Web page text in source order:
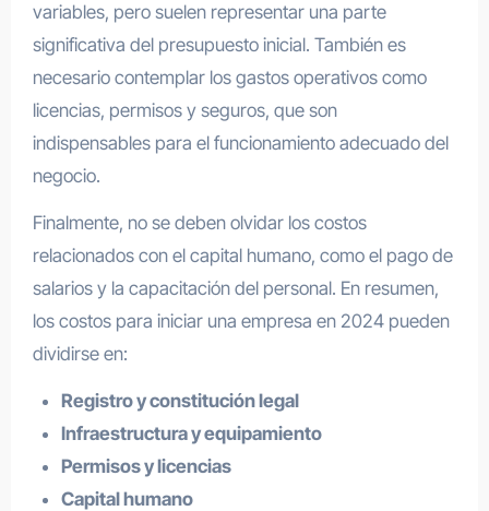
variables, pero suelen representar una parte
significativa del presupuesto inicial. También es
necesario contemplar los gastos operativos como
licencias, permisos y seguros, que son
indispensables para el funcionamiento adecuado del
negocio.
Finalmente, no se deben olvidar los costos
relacionados con el capital humano, como el pago de
salarios y la capacitación del personal. En resumen,
los costos para iniciar una empresa en 2024 pueden
dividirse en:
Registro y constitución legal
Infraestructura y equipamiento
Permisos y licencias
Capital humano